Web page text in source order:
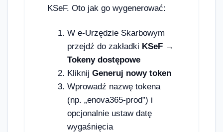
KSeF. Oto jak go wygenerować:
W e-Urzędzie Skarbowym
przejdź do zakładki KSeF →
Tokeny dostępowe
Kliknij Generuj nowy token
Wprowadź nazwę tokena
(np. „enova365-prod”) i
opcjonalnie ustaw datę
wygaśnięcia